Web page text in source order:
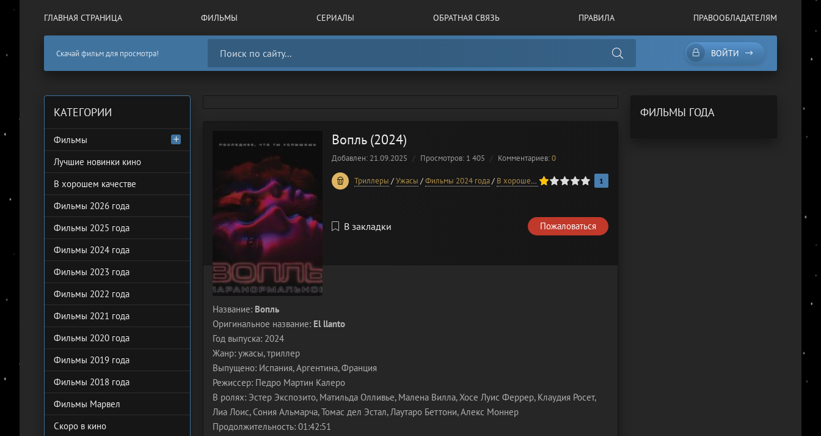
ГЛАВНАЯ СТРАНИЦА ФИЛЬМЫ СЕРИАЛЫ ОБРАТНАЯ СВЯЗЬ ПРАВИЛА ПРАВООБЛАДАТЕЛЯМ
Скачай фильм для просмотра! ВОЙТИ
Вопль (2024)
Добавлен: 21.09.2025 Просмотров: 1 405 Комментариев:0
Триллеры /Ужасы /Фильмы 2024 года/ В хорошем качестве
20 1 2 3 4 5 1
В закладки Пожаловаться
Название: Вопль
Оригинальное название: El llanto
Год выпуска: 2024
Жанр: ужасы, триллер
Выпущено: Испания, Аргентина, Франция
Режиссер: Педро Мартин Калеро
В ролях: Эстер Экспозито, Матильда Олливье, Малена Вилла, Хосе Луис Феррер, Клаудия Росет,
Лиа Лоис, Сония Альмарча, Томас дел Эстал, Лаутаро Беттони, Алекс Моннер
Продолжительность: 01:42:51
КАТЕГОРИИ
Фильмы
Лучшие новинки кино
В хорошем качестве
Фильмы 2026 года
Фильмы 2025 года
Фильмы 2024 года
Фильмы 2023 года
Фильмы 2022 года
Фильмы 2021 года
Фильмы 2020 года
Фильмы 2019 года
Фильмы 2018 года
Фильмы Марвел
Скоро в кино
ФИЛЬМЫ ГОДА